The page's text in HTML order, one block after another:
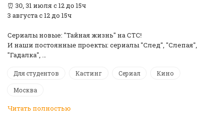
️⏰ 30, 31 июля с 12 до 15ч
3 августа с 12 до 15ч
Сериалы новые: "Тайная жизнь" на СТС!
И наши постоянные проекты: сериалы "След", "Слепая",
"Гадалка", …
Для студентов Кастинг Сериал Кино
Москва
Читать полностью